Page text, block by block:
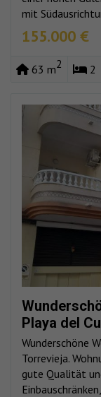
mit
155.000 €
63 m2 2
Playa del
Wunderschöne
Torrevieja.
gute Qualität